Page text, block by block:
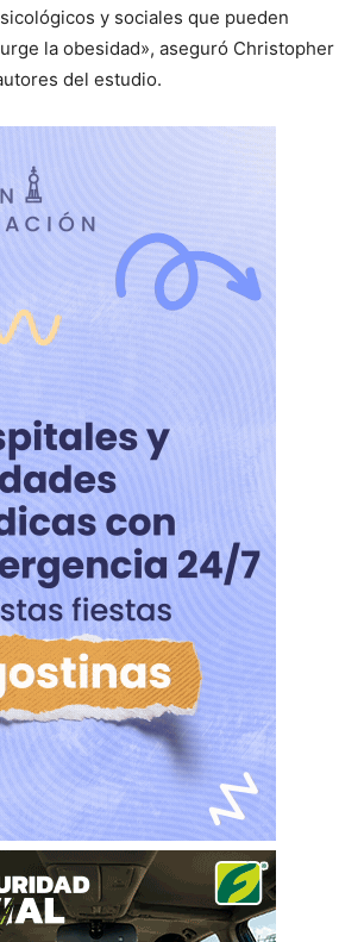
y sociales que pueden
la obesidad», aseguró Christopher
del estudio.